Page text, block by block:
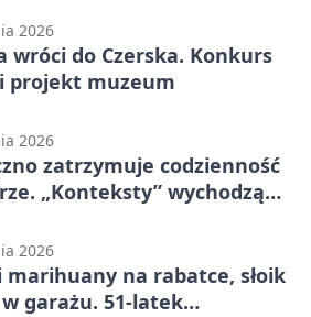
2026
wróci do Czerska. Konkurs
projekt muzeum
2026
zatrzymuje codzienność
„Konteksty” wychodzą
2026
marihuany na rabatce, słoik
garażu. 51-latek